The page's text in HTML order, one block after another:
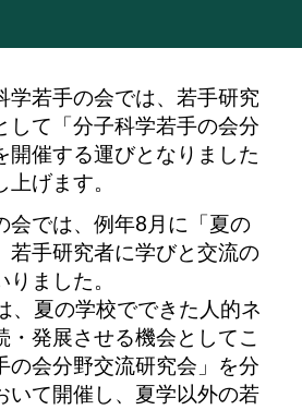
学若手の会では、若手研究
して「分子科学若手の会分
開催する運びとなりました
上げます。
では、例年8月に「夏の
若手研究者に学びと交流の
ました。
夏の学校でできた人的ネ
・発展させる機会としてこ
の会分野交流研究会」を分
いて開催し、夏学以外の若